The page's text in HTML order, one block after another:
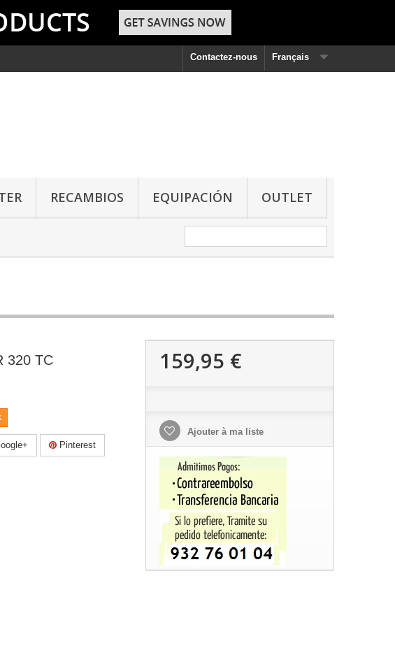
Français
Contactez-nous
RECAMBIOS EQUIPACIÓN OUTLET
320 TC
Pinterest
159,95 €
Ajouter à ma liste